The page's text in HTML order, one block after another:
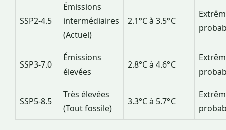
SSP2-4.5
Émissions
intermédiaires
(Actuel)
2.1°C à 3.5°C
SSP3-7.0
Émissions
élevées
2.8°C à 4.6°C
SSP5-8.5
Très élevées
(Tout fossile)
3.3°C à 5.7°C